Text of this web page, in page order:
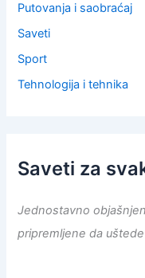
Putovanja i saobraćaj
Saveti
Sport
Tehnologija i tehnika
Saveti za
Jednostavno
pripremljene da